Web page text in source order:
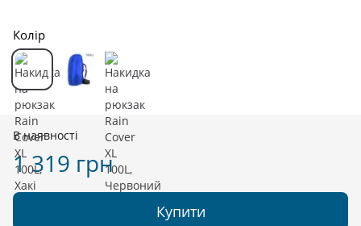
Колір
В наявності
1 319 грн
Купити